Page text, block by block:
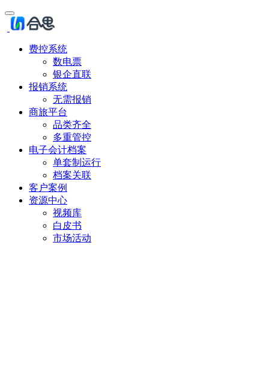
费控系统
数电票
银企直联
报销系统
无需报销
商旅平台
品类齐全
多重管控
电子会计档案
单套制运行
档案关联
客户案例
资源中心
视频库
白皮书
市场活动